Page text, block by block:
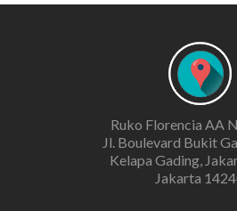
Ruko Florencia AA
Jl. Boulevard Bukit
Kelapa Gading,
Jakarta